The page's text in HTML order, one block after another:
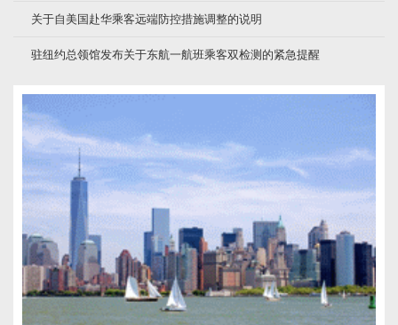
关于自美国赴华乘客远端防控措施调整的说明
驻纽约总领馆发布关于东航一航班乘客双检测的紧急提醒